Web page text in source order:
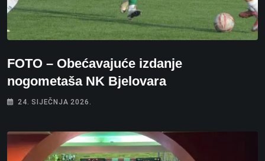
FOTO – Obećavajuće izdanje
nogometaša NK Bjelovara
24. SIJEČNJA 2026.